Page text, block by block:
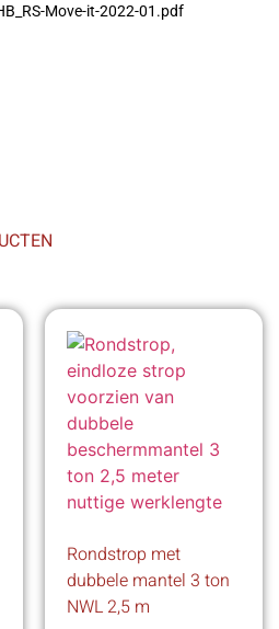
Move-it-2022-01.pdf
Rondstrop met
dubbele mantel 3 ton
NWL 2,5 m